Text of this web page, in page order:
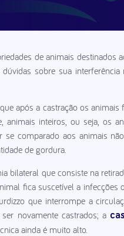
de animais destinados
sobre sua
após a castração os
inteiros, ou seja, os
comparado aos animais
de gordura.
bilateral que consiste na
fica suscetível a infecções
que interrompe a
novamente castrados; a
ainda é muito alto.